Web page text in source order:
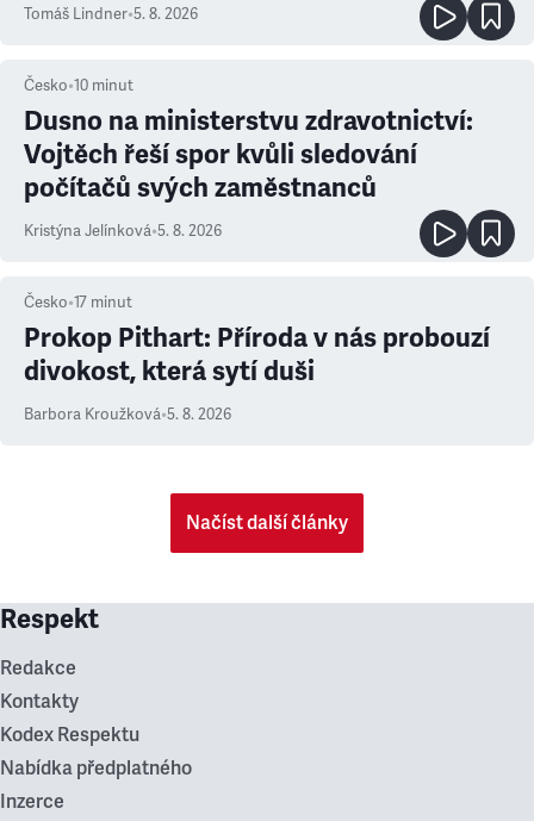
Tomáš Lindner•5. 8. 2026
Česko•10 minut
Dusno na ministerstvu zdravotnictví:
Vojtěch řeší spor kvůli sledování
počítačů svých zaměstnanců
Kristýna Jelínková•5. 8. 2026
Česko•17 minut
Prokop Pithart: Příroda v nás probouzí
divokost, která sytí duši
Barbora Kroužková•5. 8. 2026
Načíst další články
Respekt
Redakce
Kontakty
Kodex Respektu
Nabídka předplatného
Inzerce